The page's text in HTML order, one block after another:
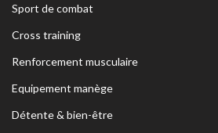
Sport de combat
Cross training
Renforcement musculaire
Equipement manège
Détente & bien-être